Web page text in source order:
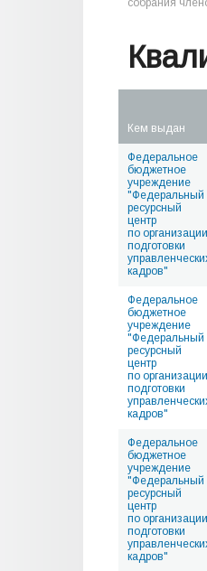
собрания
Кем выдан
Федеральное
бюджетное
учреждение
"Федеральный
ресурсный
центр
по организации
подготовки
кадров"
Федеральное
бюджетное
учреждение
"Федеральный
ресурсный
центр
по организации
подготовки
кадров"
Федеральное
бюджетное
учреждение
"Федеральный
ресурсный
центр
по организации
подготовки
кадров"